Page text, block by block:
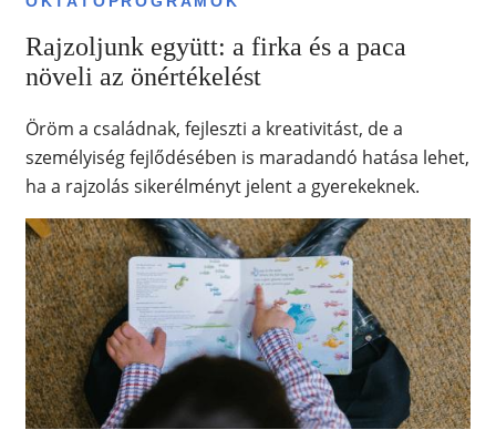
Rajzoljunk együtt: a firka és a paca
növeli az önértékelést
Öröm a családnak, fejleszti a kreativitást, de a
személyiség fejlődésében is maradandó hatása lehet,
ha a rajzolás sikerélményt jelent a gyerekeknek.